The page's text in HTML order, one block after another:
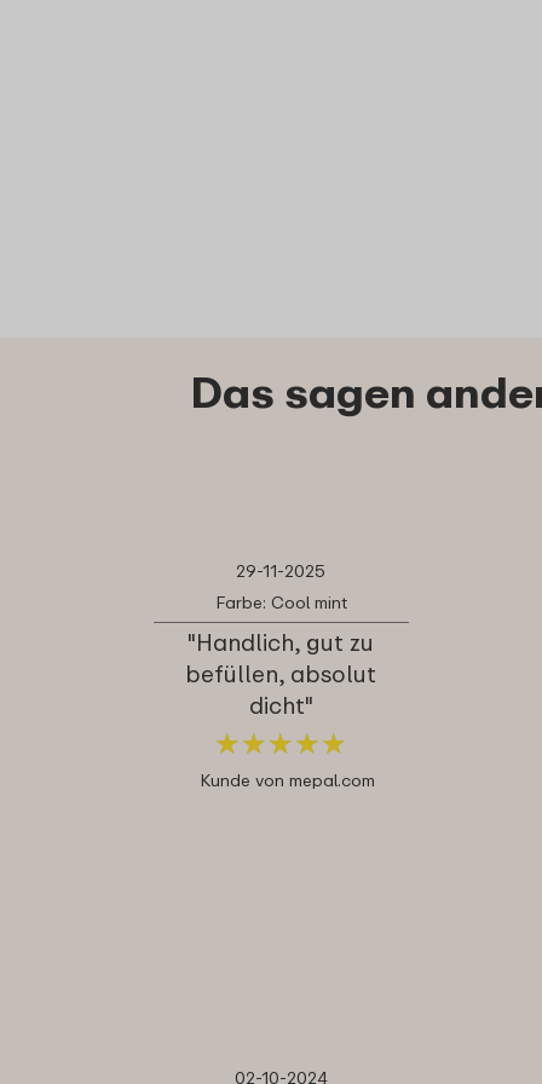
Das sagen
29-11-2025
Farbe: Cool mint
"Handlich, gut zu
befüllen, absolut
dicht"
★★★★★
★★★★★
Kunde von mepal.com
02-10-2024